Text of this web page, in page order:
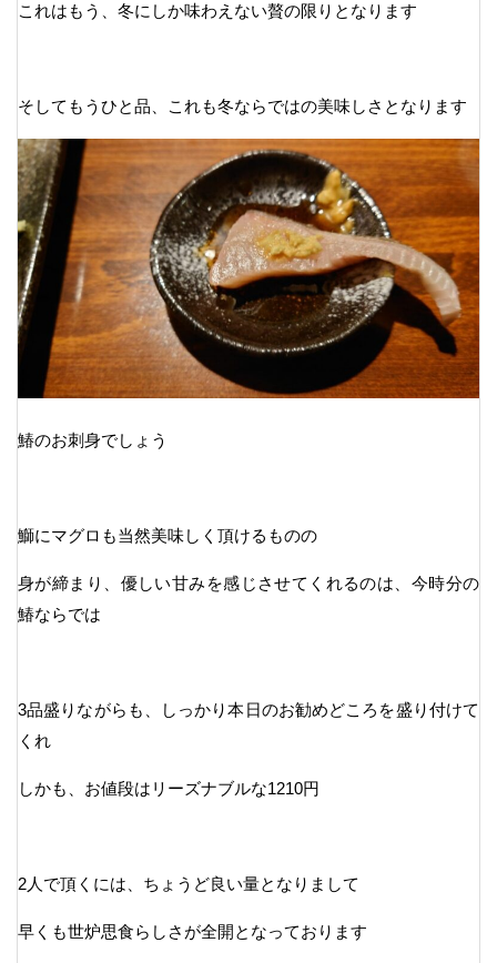
これはもう、冬にしか味わえない贅の限りとなります
そしてもうひと品、これも冬ならではの美味しさとなります
鰆のお刺身でしょう
鰤にマグロも当然美味しく頂けるものの
身が締まり、優しい甘みを感じさせてくれるのは、今時分の
鰆ならでは
3品盛りながらも、しっかり本日のお勧めどころを盛り付けて
くれ
しかも、お値段はリーズナブルな1210円
2人で頂くには、ちょうど良い量となりまして
早くも世炉思食らしさが全開となっております